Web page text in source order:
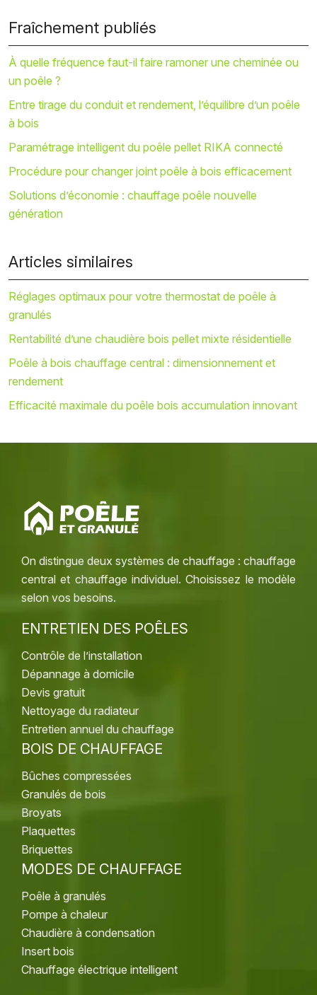
Fraîchement publiés
À quelle fréquence faut-il faire ramoner une cheminée ou
un poêle ?
Entre tirage du conduit et rendement, l’équilibre d’un poêle
à bois
Paramétrage intelligent du poêle pellet RIKA connecté
Procédure pour changer joint poêle à bois efficacement
Solutions d’économie : chauffage poêle nouvelle
génération
Articles similaires
Réglages optimaux pour votre thermostat de poêle à
granulés
Rentabilité d’une chaudière bois pellet mixte résidentielle
Poêle à bois chauffage central : dimensionnement et
rendement
Efficacité maximale du poêle bois accumulation innovant
On distingue deux systèmes de chauffage : chauffage
central et chauffage individuel. Choisissez le modèle
selon vos besoins.
ENTRETIEN DES POÊLES
Contrôle de l’installation
Dépannage à domicile
Devis gratuit
Nettoyage du radiateur
Entretien annuel du chauffage
BOIS DE CHAUFFAGE
Bûches compressées
Granulés de bois
Broyats
Plaquettes
Briquettes
MODES DE CHAUFFAGE
Poêle à granulés
Pompe à chaleur
Chaudière à condensation
Insert bois
Chauffage électrique intelligent